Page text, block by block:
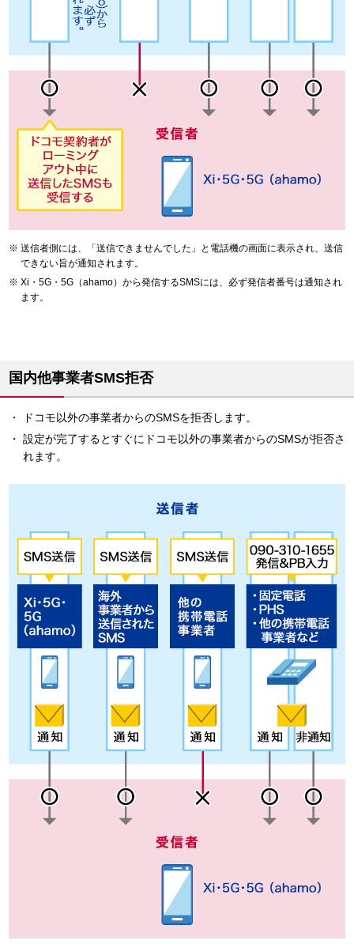
送信者側には、「送信できませんでした」と電話機の画面に表示され、送信
できない旨が通知されます。
Xi・5G・5G（ahamo）から発信するSMSには、必ず発信者番号は通知され
ます。
国内他事業者SMS拒否
ドコモ以外の事業者からのSMSを拒否します。
設定が完了するとすぐにドコモ以外の事業者からのSMSが拒否さ
れます。